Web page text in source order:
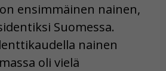
ensimmäinen nainen,
Suomessa.
nainen
oli vielä